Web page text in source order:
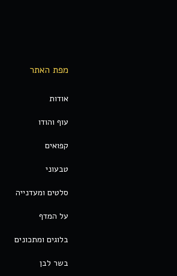
מפת האתר
אודות
עוף והודו
קפואים
טבעוני
סלטים ומעדנייה
על המדף
בלוגים ומתכונים
בשר לבן